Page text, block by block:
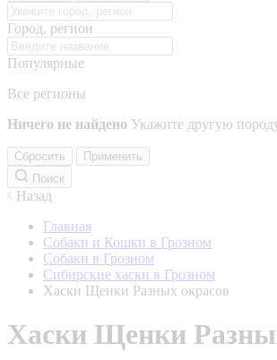
Город, регион
Популярные
Все регионы
Ничего не найдено Укажите другую
Сбросить
Применить
Поиск
Назад
Главная
Собаки и Кошки в Грозном
Собаки в Грозном
Сибирские хаски в Грозном
Хаски Щенки Разных окрасов
Хаски Щенки